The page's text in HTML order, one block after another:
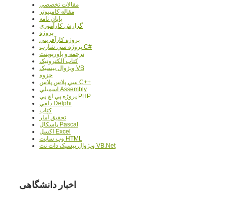
مقالات تخصصي
مقاله کامپیوتر
پایان نامه
گزارش کارآموزي
پروژه
پروژه کارآفريني
پروژه سي شارپ C#
ترجمه و پاورپوينت
کتاب الکترونيک
ويژوال بيسيک VB
جزوه
سي پلاس پلاس C++
اسمبلي Assembly
پروژه پي اچ پي PHP
دلفي Delphi
کتاب
تحقيق آمار
پاسکال Pascal
اکسل Excel
وب سايت HTML
ويژوال بيسيک دات نت VB.Net
اخبار دانشگاهی